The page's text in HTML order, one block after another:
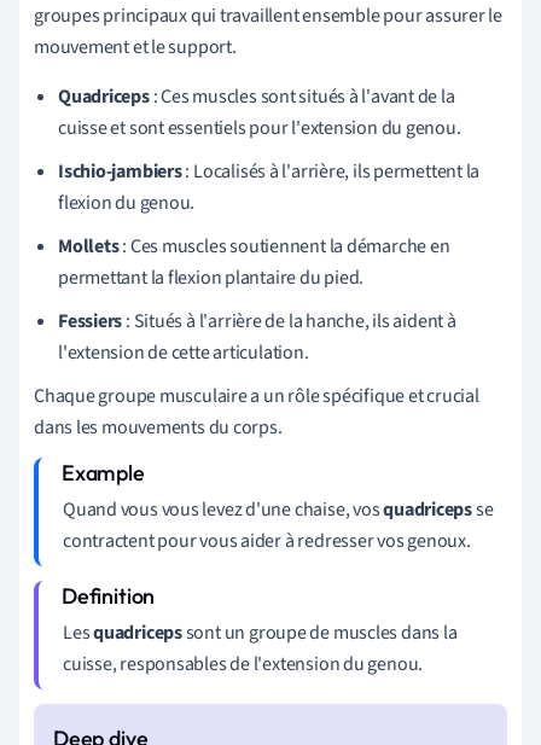
groupes principaux qui travaillent ensemble pour assurer le
mouvement et le support.
Quadriceps: Ces muscles sont situés à l'avant de la
cuisse et sont essentiels pour l'extension du genou.
Ischio-jambiers: Localisés à l'arrière, ils permettent la
flexion du genou.
Mollets: Ces muscles soutiennent la démarche en
permettant la flexion plantaire du pied.
Fessiers: Situés à l'arrière de la hanche, ils aident à
l'extension de cette articulation.
Chaque groupe musculaire a un rôle spécifique et crucial
dans les mouvements du corps.
Quand vous vous levez d'une chaise, vosquadricepsse
contractent pour vous aider à redresser vos genoux.
Lesquadricepssont un groupe de muscles dans la
cuisse, responsables de l'extension du genou.